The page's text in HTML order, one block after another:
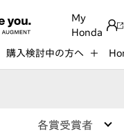
My
Honda
購入検討中の方へ
各賞受賞者